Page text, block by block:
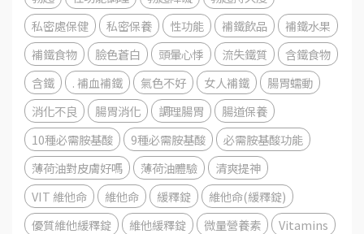
私密處保健
私密保養 性功能 補鐵飲品
補鐵水果
補鐵食物
臉色蒼白 頭暈心悸 流失鐵質
含鐵食物
含鐵
. 補血補鐵 氣色不好 女人補鐵
腸胃蠕動
消化不良
腸胃消化 調理腸胃
腸道保養
10種必需胺基酸
9種必需胺基酸
必需胺基酸功能
薄荷油對皮膚好嗎
薄荷油體驗
清爽提神
VIT 維他命
維他命 緩釋錠
維他命(緩釋錠)
優質維他緩釋錠
維他緩釋錠 微量營養素
Vitamins